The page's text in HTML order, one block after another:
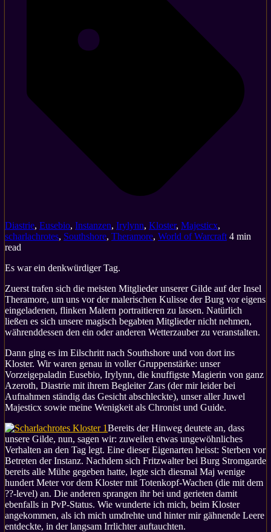
Diastrie, Eusebio, Instanzen, Irylynn, Kloster, Majesticx,
scharlachrotes, Southshore, Theramore, World of Warcraft 4 min
read
Es war ein denkwürdiger Tag.
Zuerst trafen sich die meisten Mitglieder unserer Gilde auf der Insel
Theramore, um uns vor der malerischen Kulisse der Burg vor eigens
eingeladenen, flinken Malern portraitieren zu lassen. Natürlich
ließen es sich unsere magisch begabten Mitglieder nicht nehmen,
währenddessen den ein oder anderen Wetterzauber zu veranstalten.
Dann ging es im Eilschritt nach Southshore und von dort ins
Kloster. Wir waren genau in voller Gruppenstärke: unser
Vorzeigepaladin Eusebio, Irylynn, die knuffigste Magierin von ganz
Azeroth, Diastrie mit ihrem Begleiter Zars (der mir leider bei
Aufnahmen ständig das Gesicht abschleckte), unser aller Juwel
Majesticx sowie meine Wenigkeit als Chronist und Guide.
Bereits der Hinweg deutete an, dass
unsere Gilde, nun, sagen wir: zuweilen etwas ungewöhnliches
Verhalten an den Tag legt. Eine dieser Eigenarten heisst: Sterben vor
Betreten der Instanz. Nachdem sich Fritzwalter bei Burg Stromgarde
bereits alle Mühe gegeben hatte, legte sich diesmal Maj wenige
hundert Meter vor dem Kloster mit Totenkopf-Wachen (die mit dem
??-level) an. Die anderen sprangen ihr bei und gerieten damit
ebenfalls in PvP-Status. Wie wunderte ich mich, beim Kloster
angekommen, als ich mich umdrehte und hinter mir gähnende Leere
entdeckte, in der langsam Irrlichter auftauchten.